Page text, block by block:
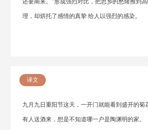
还要南来。”形成强烈对比，把思乡的愁绪推到
理，却烘托了感情的真挚 给人以强烈的感染。
译文
九月九日重阳节这天，一开门就能看到盛开的菊
有人送酒来，想是不知道哪一户是陶渊明的家。